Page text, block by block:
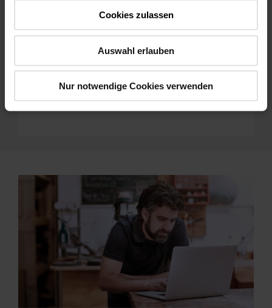
Cookies zulassen
Auswahl erlauben
Nur notwendige Cookies verwenden
téléchargement
manuels & plus.
Vers la zone de téléchargement